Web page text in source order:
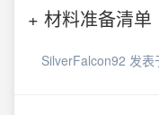
+ 材料准备清
SilverFalcon92 发表